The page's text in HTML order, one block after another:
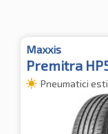
Maxxis
Premitra
Pneumatici